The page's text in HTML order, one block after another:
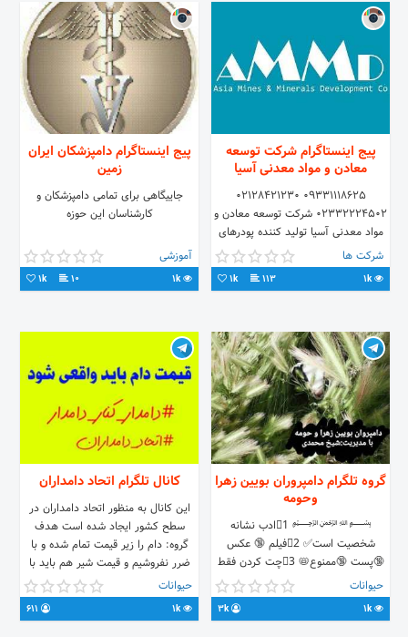
پیج اینستاگرام شرکت توسعه
معادن و مواد معدنی آسیا
09331118625 02128421230
02332224502 شرکت توسعه معادن و
مواد معدنی آسیا تولید کننده پودرهای
معدنی، صنعتی و کشاورزی با
کارشناسان ما در ارتباط @AMMDco
شرکت ها
1k
113
1k
پیج اینستاگرام دامپزشکان ایران
زمین
جاییگاهی برای تمامی دامپزشکان و
کارشناسان این حوزه
آموزشی
1k
10
1k
گروه تلگرام دامپروران بویین زهرا
وحومه
﷽ 1⃣ادب نشانه
شخصیت است✅ 2⃣فیلم 🔞 عکس
🔞پست 🔞ممنوع📛 3⃣چت کردن فقط
در مورد موضوع دامپروری✅ 4⃣بحث و
پست سیاسی ممنوع📛 5⃣دخالت
درمعامله وعیب و ایراد گذاشتن بر دام و
حیوانات
1k
3k
کانال تلگرام اتحاد دامداران
این کانال به منظور اتحاد دامداران در
سطح کشور ایجاد شده است هدف
گروه: دام را زير قيمت تمام شده و با
ضرر نفروشيم و قیمت شیر هم باید با
حساب قیمت تمام شده باشد لطفا کمی
در مورد کارمون غیرت و تعصب داشته
باشیم!! #اتحاد_دامداران
حیوانات
1k